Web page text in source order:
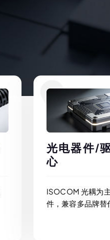
光电器件/
心
ISOCOM 光耦为
件，兼容多品牌替